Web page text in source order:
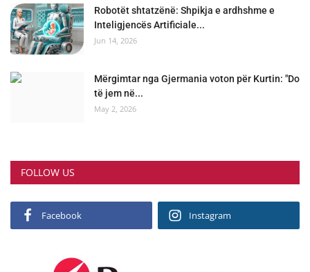
Robotët shtatzënë: Shpikja e ardhshme e
Inteligjencës Artificiale...
Jun 14, 2026
Mërgimtar nga Gjermania voton për Kurtin: "Do
të jem në...
May 2, 2026
FOLLOW US
Facebook Instagram